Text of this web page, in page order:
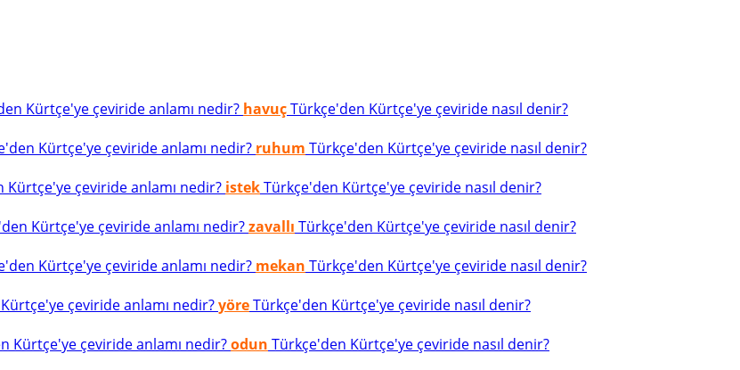
Kürtçe'ye çeviride anlamı nedir? havuçTürkçe'den Kürtçe'ye çeviride nasıl denir?
Kürtçe'ye çeviride anlamı nedir? ruhum Türkçe'den Kürtçe'ye çeviride nasıl denir?
Kürtçe'ye çeviride anlamı nedir? istekTürkçe'den Kürtçe'ye çeviride nasıl denir?
Kürtçe'ye çeviride anlamı nedir?zavallı Türkçe'den Kürtçe'ye çeviride nasıl denir?
Kürtçe'ye çeviride anlamı nedir? mekan Türkçe'den Kürtçe'ye çeviride nasıl denir?
çeviride anlamı nedir?yöreTürkçe'den Kürtçe'ye çeviride nasıl denir?
Kürtçe'ye çeviride anlamı nedir?odun Türkçe'den Kürtçe'ye çeviride nasıl denir?